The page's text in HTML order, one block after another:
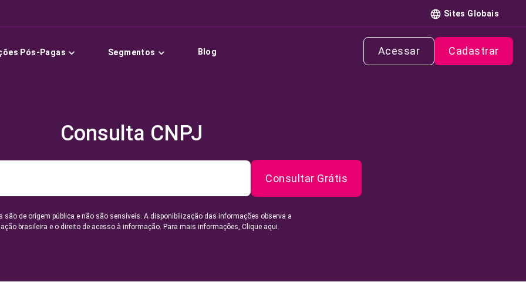
Sites Globais
Pós-Pagas Segmentos Blog Acessar Cadastrar
Consulta CNPJ
Consultar Grátis
são de origem pública e não são sensíveis. A disponibilização das informações observa a
brasileira e o direito de acesso à informação. Para mais informações, Clique aqui.